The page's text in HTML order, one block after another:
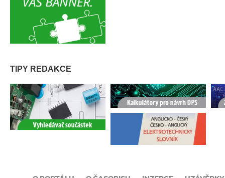
TIPY REDAKCE